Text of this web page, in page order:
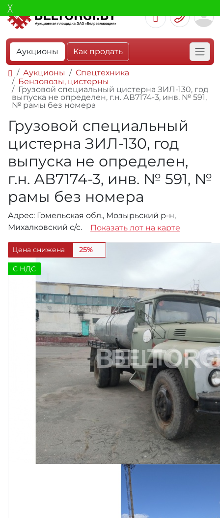
Аукционы Как продать
Аукционы
Спецтехника
Бензовозы, цистерны
Грузовой специальный цистерна ЗИЛ-130, год
выпуска не определен, г.н. АВ7174-3, инв. № 591,
№ рамы без номера
Грузовой специальный
цистерна ЗИЛ-130, год
выпуска не определен,
г.н. АВ7174-3, инв. № 591, №
рамы без номера
Адрес: Гомельская обл., Мозырьский р-н,
Михалковский с/с.
Показать лот на карте
Цена снижена 25%
C НДС